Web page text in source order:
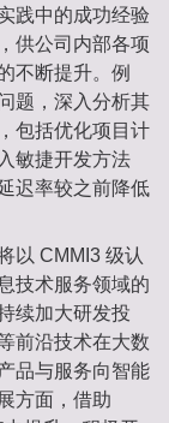
践中的成功经验
供公司内部各项
不断提升。例
题，深入分析其
包括优化项目计
敏捷开发方法
迟率较之前降低
以 CMMI3 级认
技术服务领域的
续加大研发投
前沿技术在大数
品与服务向智能
方面，借助